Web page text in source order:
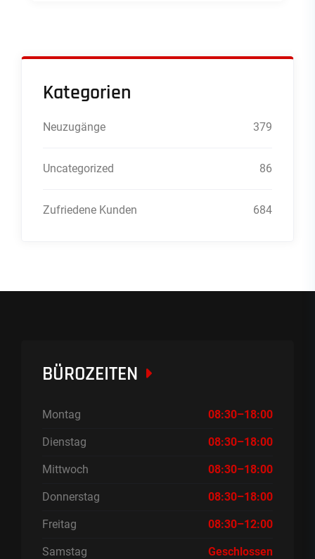
Kategorien
Neuzugänge 379
Uncategorized 86
Zufriedene Kunden 684
BÜROZEITEN
Montag 08:30–18:00
Dienstag 08:30–18:00
Mittwoch 08:30–18:00
Donnerstag 08:30–18:00
Freitag 08:30–12:00
Samstag Geschlossen